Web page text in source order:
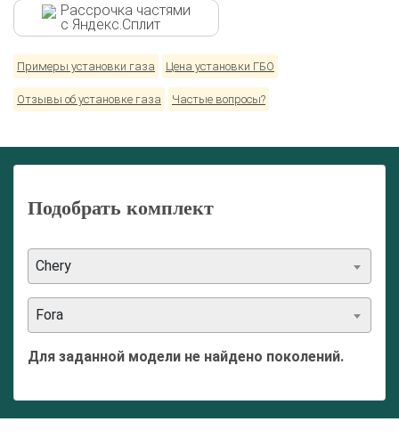
Рассрочка частями
с Яндекс.Сплит
Примеры установки газа Цена установки ГБО
Отзывы об установке газа Частые вопросы?
Подобрать комплект
Chery
Fora
Для заданной модели не найдено поколений.